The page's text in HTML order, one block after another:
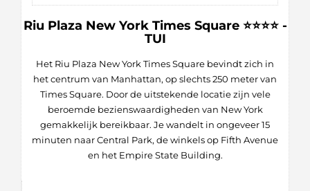
Riu Plaza New York Times Square ⭐⭐⭐⭐ -
TUI
Het Riu Plaza New York Times Square bevindt zich in
het centrum van Manhattan, op slechts 250 meter van
Times Square. Door de uitstekende locatie zijn vele
beroemde bezienswaardigheden van New York
gemakkelijk bereikbaar. Je wandelt in ongeveer 15
minuten naar Central Park, de winkels op Fifth Avenue
en het Empire State Building.